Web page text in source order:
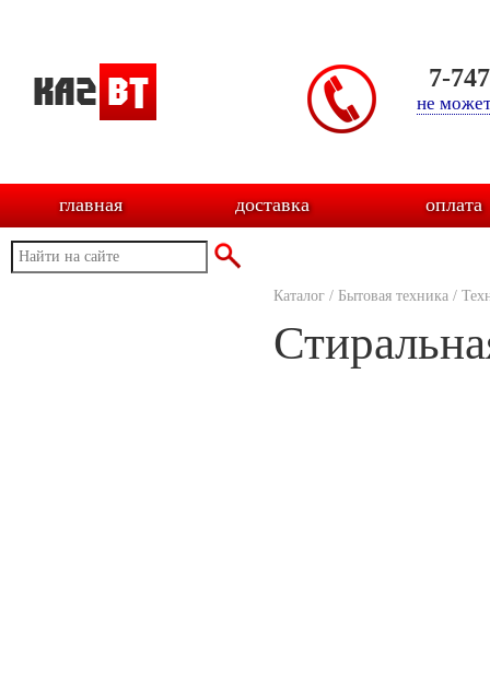
7-
не
главная доставка оплата
Каталог / Бытовая техника /